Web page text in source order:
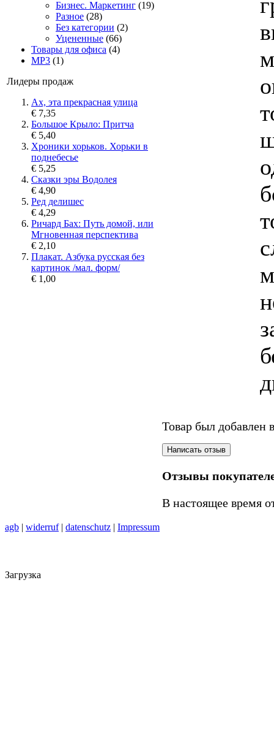
Бизнес. Маркетинг (19)
Разное (28)
Без категории (2)
Уцененные (66)
Товары для офиса (4)
MP3 (1)
Лидеры продаж
Ах, эта прекрасная улица
€ 7,35
Большое Крыло: Притча
€ 5,40
Хроники хорьков. Хорьки в
поднебесье
€ 5,25
Сказки эры Водолея
€ 4,90
Ред делишес
€ 4,29
Ричард Бах: Путь домой, или
Мгновенная перспектива
€ 2,10
Плакат. Азбука русская без
картинок /мал. форм/
€ 1,00
Товар был добавлен
Отзывы
В настоящее время
agb | widerruf| datenschutz | Impressum
Загрузка